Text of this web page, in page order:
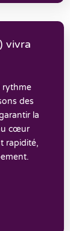
vivra
rythme
des
la
cœur
rapidité,